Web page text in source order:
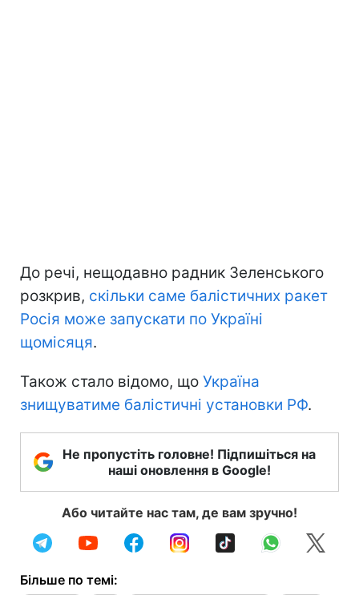
До речі, нещодавно радник Зеленського
розкрив, скільки саме балістичних ракет
Росія може запускати по Україні
щомісяця.
Також стало відомо, що Україна
знищуватиме балістичні установки РФ.
Не пропустіть головне! Підпишіться на
наші оновлення в Google!
Або читайте нас там, де вам зручно!
Більше по темі: